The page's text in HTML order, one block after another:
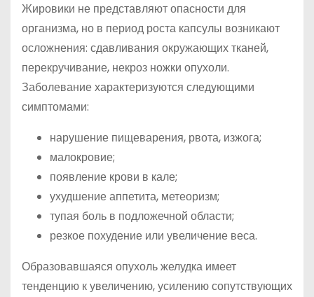
Жировики не представляют опасности для
организма, но в период роста капсулы возникают
осложнения: сдавливания окружающих тканей,
перекручивание, некроз ножки опухоли.
Заболевание характеризуются следующими
симптомами:
нарушение пищеварения, рвота, изжога;
малокровие;
появление крови в кале;
ухудшение аппетита, метеоризм;
тупая боль в подложечной области;
резкое похудение или увеличение веса.
Образовавшаяся опухоль желудка имеет
тенденцию к увеличению, усилению сопутствующих